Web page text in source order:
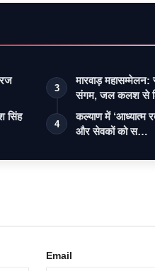
सिंह
3
मारवाड़ महासम्मेलन:
संगम, जल कलश से
4
कल्याण में ‘आध्यात्म
और सेवकों को स…
Email